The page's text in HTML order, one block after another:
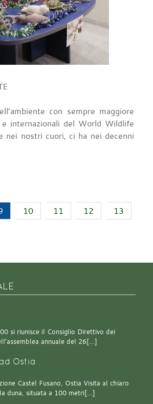
con sempre maggiore
e internazionali del World Wildlife
nei nostri cuori, ci ha nei decenni
10 11 12
13
si riunisce il Consiglio Direttivo dei
annuale del 26[…]
Ostia
Castel Fusano, Ostia Visita al chiaro
duna, situata a 100 metri[…]